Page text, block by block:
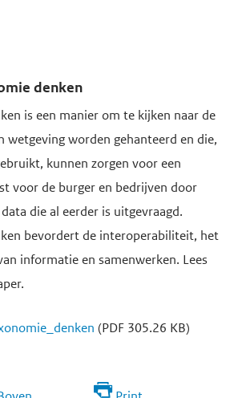
denken
is een manier om te kijken naar de
wetgeving worden gehanteerd en die,
kunnen zorgen voor een
voor de burger en bedrijven door
die al eerder is uitgevraagd.
bevordert de interoperabiliteit, het
informatie en samenwerken. Lees
(PDF 305.26 KB)